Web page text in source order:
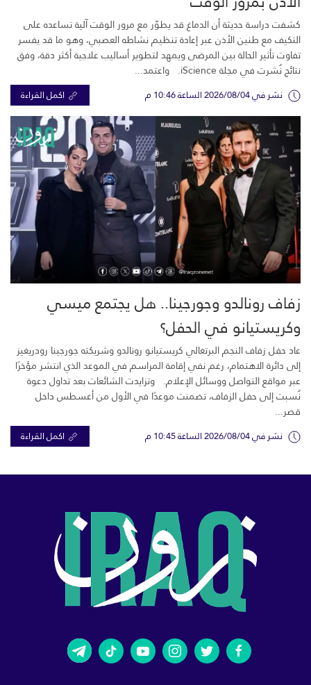
كشفت دراسة حديثة أن الدماغ قد يطوّر مع مرور الوقت آلية تساعده على
التكيف مع طنين الأذن عبر إعادة تنظيم نشاطه العصبي، وهو ما قد يفسر
تفاوت تأثير الحالة بين المرضى ويمهد لتطوير أساليب علاجية أكثر دقة، وفق
نتائج نُشرت في مجلة iScience. واعتمد...
نشر في 2026/08/04 الساعة 10:46 م اكمل القراءة
زفاف رونالدو وجورجينا.. هل يجتمع ميسي
وكريستيانو في الحفل؟
عاد حفل زفاف النجم البرتغالي كريستيانو رونالدو وشريكته جورجينا رودريغيز
إلى دائرة الاهتمام، رغم نفي إقامة المراسم في الموعد الذي انتشر مؤخرًا
عبر مواقع التواصل ووسائل الإعلام. وتزايدت الشائعات بعد تداول دعوة
نُسبت إلى حفل الزفاف، تضمنت موعدًا في الأول من أغسطس داخل
قصر...
نشر في 2026/08/04 الساعة 10:45 م اكمل القراءة